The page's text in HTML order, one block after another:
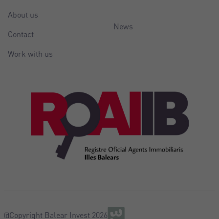
About us
Contact
Work with us
News
@Copyright Balear Invest 2026